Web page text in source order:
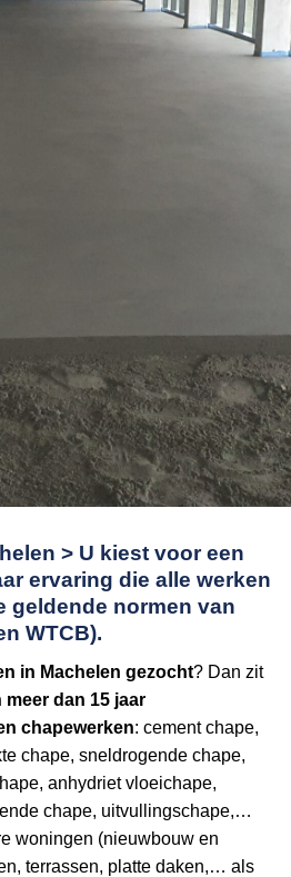
> U kiest voor een
ervaring die alle werken
geldende normen van
WTCB).
in Machelen gezocht? Dan zit
meer dan 15 jaar
chapewerken: cement chape,
chape, sneldrogende chape,
anhydriet vloeichape,
chape, uitvullingschape,…
woningen (nieuwbouw en
terrassen, platte daken,… als